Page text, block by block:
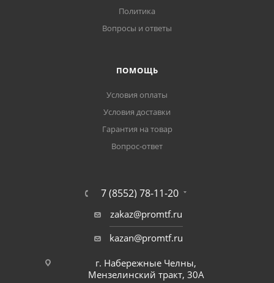
Политика
Вопросы и ответы
ПОМОЩЬ
Условия оплаты
Условия доставки
Гарантия на товар
Вопрос-ответ
7 (8552) 78-11-20
zakaz@promtf.ru
kazan@promtf.ru
г. Набережные Челны,
Мензелинский тракт, 30А